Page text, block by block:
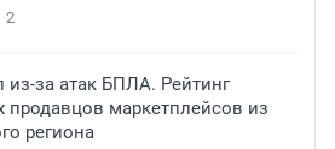
2
из-за атак БПЛА. Рейтинг
продавцов маркетплейсов из
региона